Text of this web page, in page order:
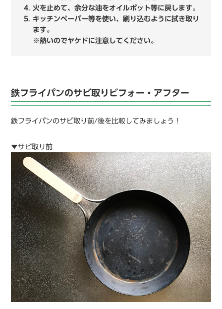
火を止めて、余分な油をオイルポット等に戻します。
キッチンペーパー等を使い、刷り込むように拭き取り
ます。
※熱いのでヤケドに注意してください。
鉄フライパンのサビ取りビフォー・アフター
鉄フライパンのサビ取り前/後を比較してみましょう！
▼サビ取り前